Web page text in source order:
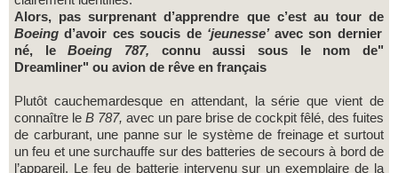
Alors, pas surprenant d’apprendre que c’est au tour de
Boeingd’avoir ces soucis de ‘jeunesse’ avec son dernier
né, leBoeing 787, connu aussi sous le nom de"
Dreamliner" ou avion de rêve en français
Plutôt cauchemardesque en attendant, la série que vient de
connaître le B 787, avec un pare brise de cockpit fêlé, des fuites
de carburant, une panne sur le système de freinage et surtout
un feu et une surchauffe sur des batteries de secours à bord de
l’appareil. Le feu de batterie intervenu sur un exemplaire de la